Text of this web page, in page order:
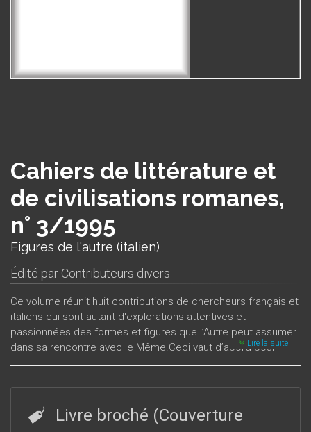
Cahiers de littérature et
de civilisations romanes,
n° 3/1995
Figures de l'autre (italien)
Édité par Contributeurs divers
Ce volume réunit huit contributions de chercheurs français et
italiens qui sont autant d'explorations attentives et
passionnées des formes et figures que l’Autre peut assumer
dans sa rencontre avec le Même.Ceci vaut d’abord pour
toute forme de communication : statut du « tiers » dans la
modalités de l’énonciation littéraire (Gianni Celati). Ensuite
l’histoire nous ramène vers l’espace négatif de l’Altérité :
Lire la suite
Livre broché (Couverture